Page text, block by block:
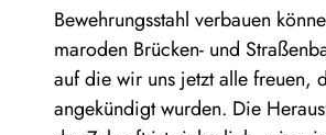
Bewehrungsstahl verbauen
maroden Brücken- und
auf die wir uns jetzt alle freuen,
angekündigt wurden. Die